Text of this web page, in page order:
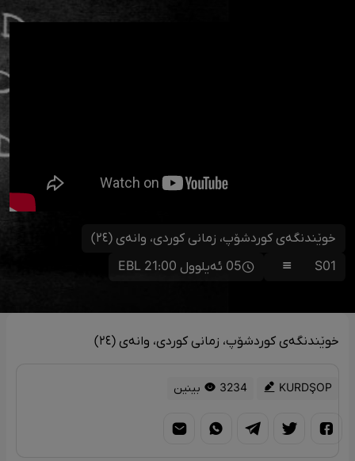
خوێندنگەی کوردشۆپ، زمانی کوردی، وانەی (٢٤)
S01
05 ئەیلوول 21:00 EBL
خوێندنگەی کوردشۆپ، زمانی کوردی، وانەی (٢٤)
KURDŞOP 3234 بینین